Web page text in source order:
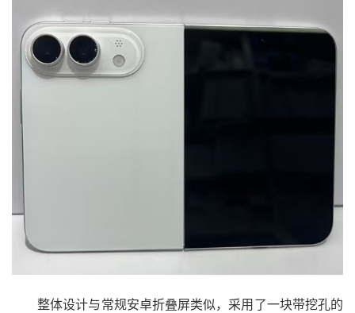
整体设计与常规安卓折叠屏类似，采用了一块带挖孔的